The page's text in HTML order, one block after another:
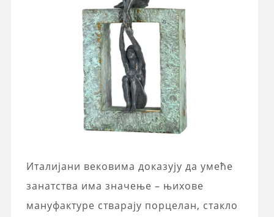
Италијани вековима доказују да умеће
занатства има значење – њихове
мануфактуре стварају порцелан, стакло